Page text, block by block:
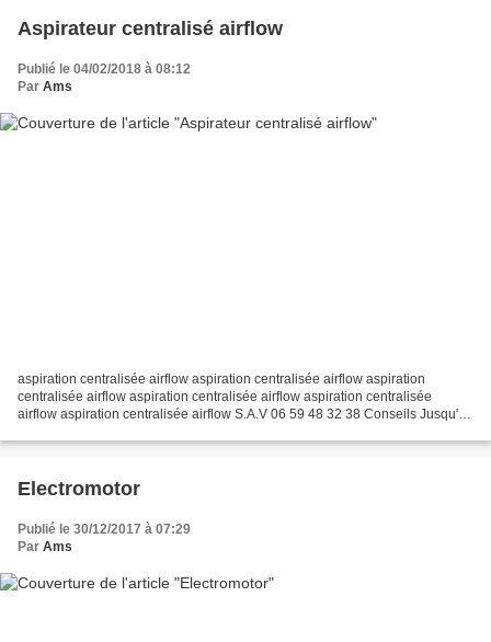
Aspirateur centralisé airflow
Publié le 04/02/2018 à 08:12
Par Ams
aspiration centralisée airflow aspiration centralisée airflow aspiration
centralisée airflow aspiration centralisée airflow aspiration centralisée
airflow aspiration centralisée airflow S.A.V 06 59 48 32 38 Conseils Jusqu'à
Electromotor
Publié le 30/12/2017 à 07:29
Par Ams